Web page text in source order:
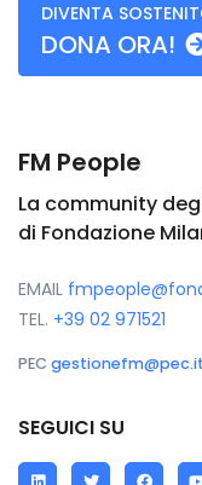
DIVENTA
DONA ORA!
FM People
La community
di Fondazione
EMAIL
TEL. +39 02 971521
PEC gestionefm@pec.it
SEGUICI SU
LinkedInTwitter